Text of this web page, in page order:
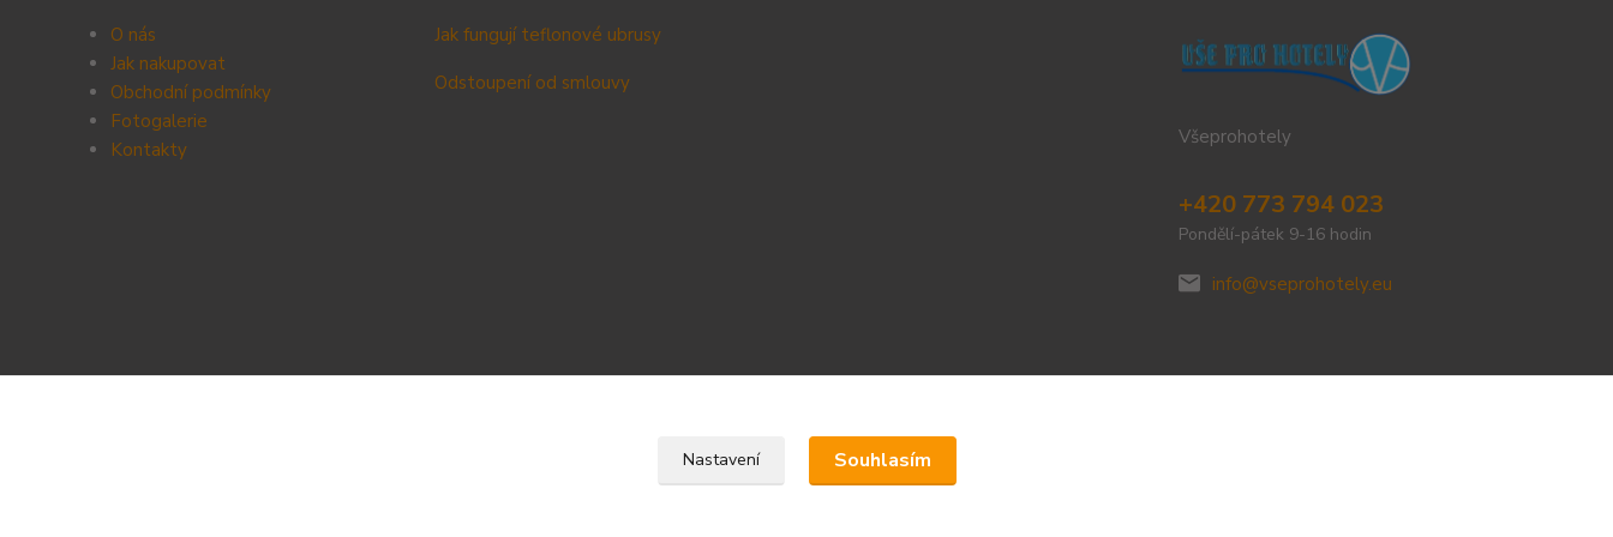
O nás
Jak nakupovat
Obchodní podmínky
Fotogalerie
Kontakty
Jak fungují teflonové ubrusy
Odstoupení od smlouvy
Všeprohotely
+420 773 794 023
Pondělí-pátek 9-16 hodin
info@vseprohotely.eu
Upravit sběr cookies.
Nastavení Souhlasím